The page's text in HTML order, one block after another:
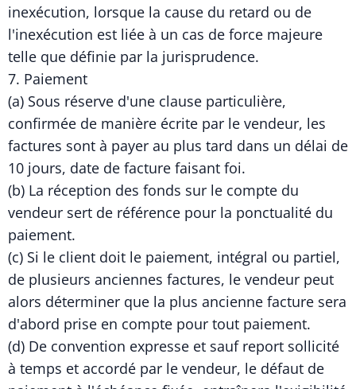
inexécution, lorsque la cause du retard ou de
l'inexécution est liée à un cas de force majeure
telle que définie par la jurisprudence.
7. Paiement
(a) Sous réserve d'une clause particulière,
confirmée de manière écrite par le vendeur, les
factures sont à payer au plus tard dans un délai de
10 jours, date de facture faisant foi.
(b) La réception des fonds sur le compte du
vendeur sert de référence pour la ponctualité du
paiement.
(c) Si le client doit le paiement, intégral ou partiel,
de plusieurs anciennes factures, le vendeur peut
alors déterminer que la plus ancienne facture sera
d'abord prise en compte pour tout paiement.
(d) De convention expresse et sauf report sollicité
à temps et accordé par le vendeur, le défaut de